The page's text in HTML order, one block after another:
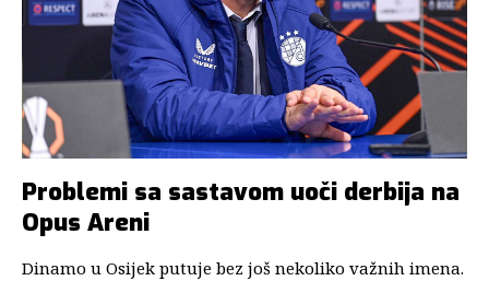
Problemi sa sastavom uoči derbija na
Opus Areni
Dinamo u Osijek putuje bez još nekoliko važnih imena.